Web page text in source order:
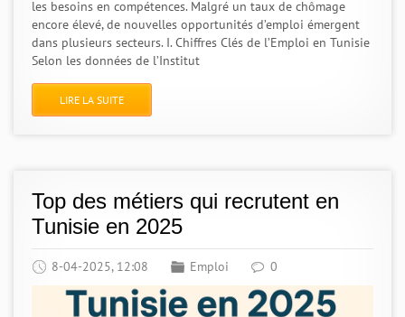
les besoins en compétences. Malgré un taux de chômage
encore élevé, de nouvelles opportunités d’emploi émergent
dans plusieurs secteurs. I. Chiffres Clés de l’Emploi en Tunisie
Selon les données de l’Institut
LIRE LA SUITE
Top des métiers qui recrutent en
Tunisie en 2025
8-04-2025, 12:08 Emploi 0